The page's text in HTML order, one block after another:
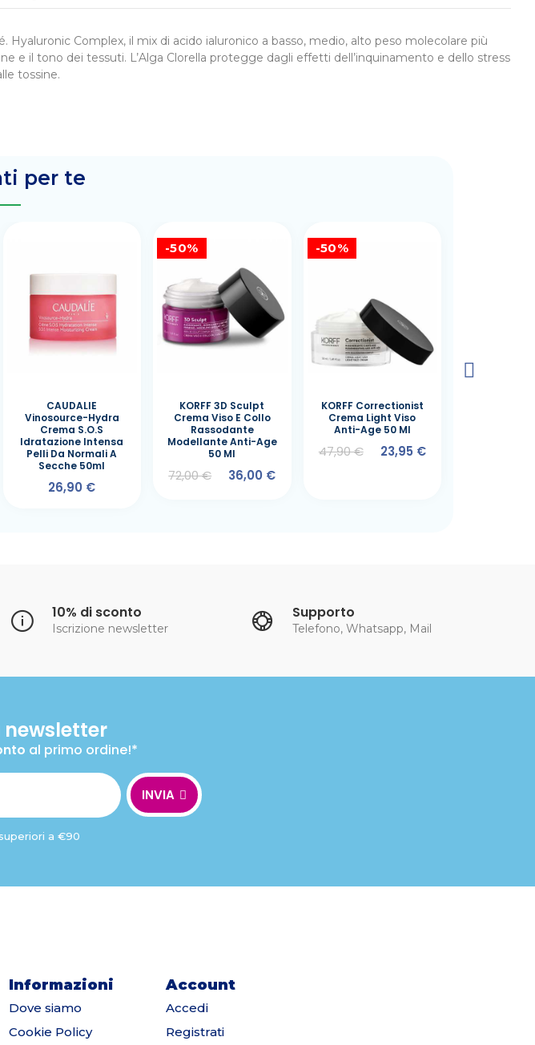
Complex, il mix di acido ialuronico a basso, medio, alto peso molecolare più
il tono dei tessuti. L’Alga Clorella protegge dagli effetti dell’inquinamento e dello stress
tossine.
per te
CAUDALIE
Vinosource-Hydra
Crema S.O.S
Idratazione Intensa
Pelli Da Normali A
Secche 50ml
26,90 €
-50%
KORFF 3D Sculpt
Crema Viso E Collo
Rassodante
Modellante Anti-Age
50 Ml
72,00 € 36,00 €
-50%
KORFF Correctionist
Crema Light Viso
Anti-Age 50 Ml
47,90 € 23,95 €
10% di sconto
Iscrizione newsletter
Supporto
Telefono, Whatsapp, Mail
al primo ordine!*
INVIA
a €90
Informazioni
Dove siamo
Cookie Policy
Account
Accedi
Registrati